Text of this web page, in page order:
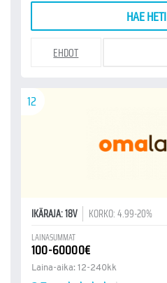
HAE HETI
EHDOT
12
IKÄRAJA: 18V KORKO: 4.99-20%
LAINASUMMAT
100-60000€
Laina-aika: 12-240kk